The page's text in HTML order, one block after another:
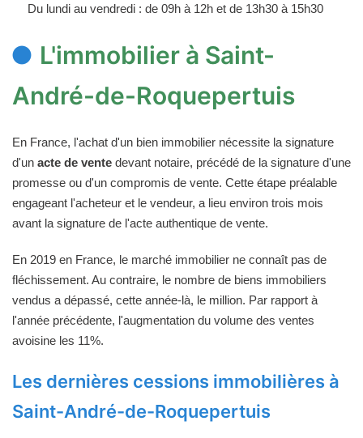
Du lundi au vendredi : de 09h à 12h et de 13h30 à 15h30
L'immobilier à Saint-
André-de-Roquepertuis
En France, l'achat d'un bien immobilier nécessite la signature
d'un acte de vente devant notaire, précédé de la signature d'une
promesse ou d'un compromis de vente. Cette étape préalable
engageant l'acheteur et le vendeur, a lieu environ trois mois
avant la signature de l'acte authentique de vente.
En 2019 en France, le marché immobilier ne connaît pas de
fléchissement. Au contraire, le nombre de biens immobiliers
vendus a dépassé, cette année-là, le million. Par rapport à
l'année précédente, l'augmentation du volume des ventes
avoisine les 11%.
Les dernières cessions immobilières à
Saint-André-de-Roquepertuis